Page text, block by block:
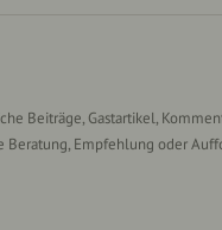
Beiträge, Gastartikel,
Empfehlung oder